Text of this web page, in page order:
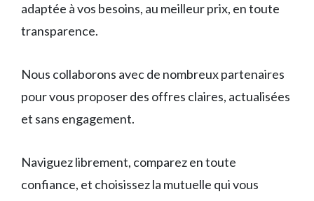
adaptée à vos besoins, au meilleur prix, en toute
transparence.
Nous collaborons avec de nombreux partenaires
pour vous proposer des offres claires, actualisées
et sans engagement.
Naviguez librement, comparez en toute
confiance, et choisissez la mutuelle qui vous